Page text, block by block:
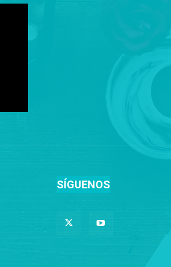
SÍGUENOS